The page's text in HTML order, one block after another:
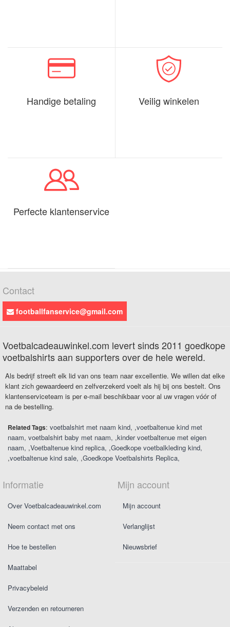
Handige betaling Veilig winkelen
Perfecte klantenservice
Contact
footballfanservice@gmail.com
Voetbalcadeauwinkel.com levert sinds 2011 goedkope
voetbalshirts aan supporters over de hele wereld.
Als bedrijf streeft elk lid van ons team naar excellentie. We willen dat elke
klant zich gewaardeerd en zelfverzekerd voelt als hij bij ons bestelt. Ons
klantenserviceteam is per e-mail beschikbaar voor al uw vragen vóór of
na de bestelling.
Related Tags: voetbalshirt met naam kind ,voetbaltenue kind met
naam voetbalshirt baby met naam ,kinder voetbaltenue met eigen
naam ,Voetbaltenue kind replica ,Goedkope voetbalkleding kind
,voetbaltenue kind sale ,Goedkope Voetbalshirts Replica
Informatie
Over Voetbalcadeauwinkel.com
Neem contact met ons
Hoe te bestellen
Maattabel
Privacybeleid
Verzenden en retourneren
Mijn account
Mijn account
Verlanglijst
Nieuwsbrief